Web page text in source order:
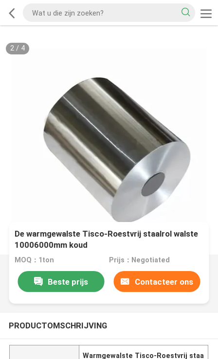
2/ 4
De warmgewalste Tisco-Roestvrij staalrol walste
10006000mm koud
MOQ：1ton Prijs：Negotiated
Beste prijs Contacteer ons
PRODUCTOMSCHRIJVING
Warmgewalste Tisco-Roestvrij staa